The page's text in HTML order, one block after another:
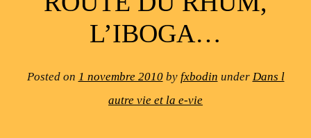
L’IBOGA…
Posted on 1 novembre 2010by fxbodin under Dans l
autre vie et la e-vie